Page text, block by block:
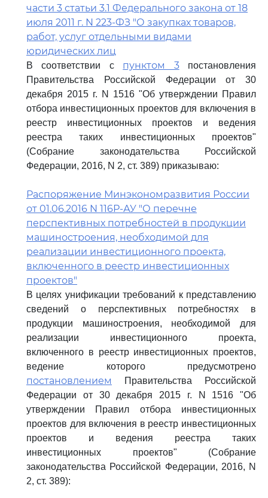
части 3 статьи 3.1 Федерального закона от 18
июля 2011 г. N 223-ФЗ "О закупках товаров,
работ, услуг отдельными видами
юридических лиц
В соответствии с пунктом 3постановления
Правительства Российской Федерации от 30
декабря 2015 г. N 1516 "Об утверждении Правил
отбора инвестиционных проектов для включения в
реестр инвестиционных проектов и ведения
реестра таких инвестиционных проектов"
(Собрание законодательства Российской
Федерации, 2016, N 2, ст. 389) приказываю:
Распоряжение Минэкономразвития России
от 01.06.2016 N 116Р-АУ "О перечне
перспективных потребностей в продукции
машиностроения, необходимой для
реализации инвестиционного проекта,
включенного в реестр инвестиционных
проектов"
В целях унификации требований к представлению
сведений о перспективных потребностях в
продукции машиностроения, необходимой для
реализации инвестиционного проекта,
включенного в реестр инвестиционных проектов,
ведение которого предусмотрено
постановлением
Правительства Российской
Федерации от 30 декабря 2015 г. N 1516 "Об
утверждении Правил отбора инвестиционных
проектов для включения в реестр инвестиционных
проектов и ведения реестра таких
инвестиционных проектов" (Собрание
законодательства Российской Федерации, 2016, N
2, ст. 389):